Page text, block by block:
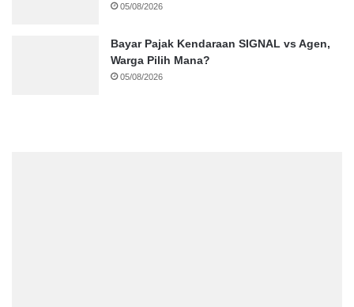
05/08/2026
Bayar Pajak Kendaraan SIGNAL vs Agen,
Warga Pilih Mana?
05/08/2026